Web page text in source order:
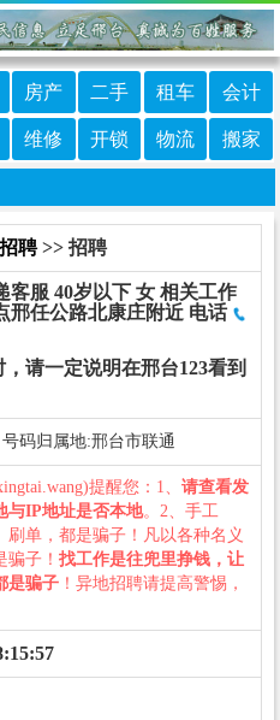
房产 二手 租车 会计
维修 开锁 物流 搬家
聘>> 招聘
客服 40岁以下 女 相关工作
邢任公路北康庄附近 电话
，请一定说明在邢台123看到
号码归属地:邢台市联通
提醒您：1、 请查看发
与IP地址是否本地。2、手工
刷单，都是骗子！凡以各种名义
子！ 找工作是往兜里挣钱，让
是骗子 ！异地招聘请提高警惕，